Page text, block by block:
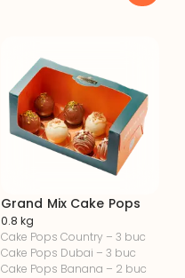
Grand Mix Cake Pops
0.8 kg
Cake Pops Country – 3 buc
Cake Pops Dubai – 3 buc
Cake Pops Banana – 2 buc